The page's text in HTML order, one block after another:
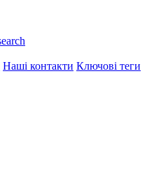
Наші контакти Ключові теги